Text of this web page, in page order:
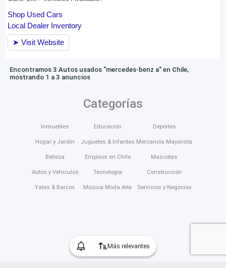
Más relevantes
Encontramos 3 Autos usados "mercedes-benz a" en Chile,
mostrando 1 a 3 anuncios
Categorías
Inmuebles
Hogar y Jardín
Belleza
Autos y Vehículos
Yates & Barcos
Educación
Juguetes & Infantes
Empleos en Chile
Tecnología
Música Moda Arte
Deportes
Mercancía Mayorista
Mascotas
Construcción
Servicios y Negocios